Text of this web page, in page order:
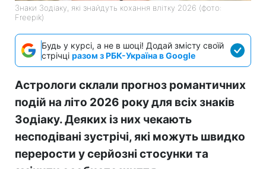
Знаки Зодіаку, які знайдуть кохання влітку 2026 (фото:
Freepik)
Будь у курсі, а не в шоці! Додай змісту своїй
стрічці разом з РБК-Україна в Google
Астрологи склали прогноз романтичних
подій на літо 2026 року для всіх знаків
Зодіаку. Деяких із них чекають
несподівані зустрічі, які можуть швидко
перерости у серйозні стосунки та